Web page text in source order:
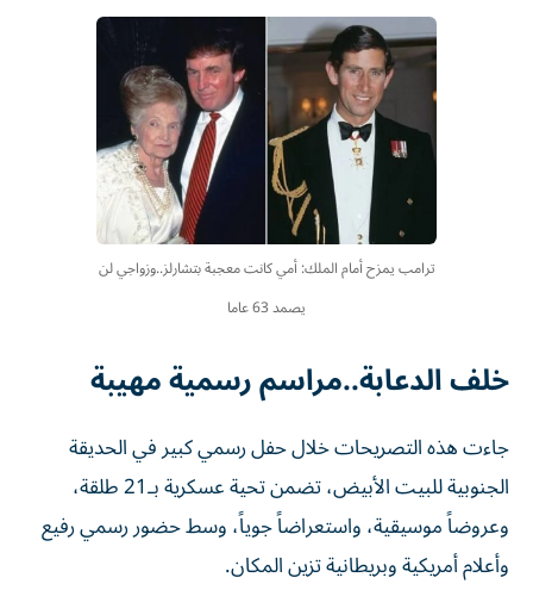
ترامب يمزح أمام الملك: أمي كانت معجبة بتشارلز..وزواجي لن
يصمد 63 عاما
خلف الدعابة..مراسم رسمية مهيبة
جاءت هذه التصريحات خلال حفل رسمي كبير في الحديقة
الجنوبية للبيت الأبيض، تضمن تحية عسكرية بـ21 طلقة،
وعروضاً موسيقية، واستعراضاً جوياً، وسط حضور رسمي رفيع
وأعلام أمريكية وبريطانية تزين المكان.